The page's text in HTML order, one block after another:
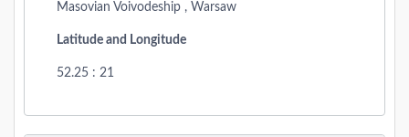
Masovian Voivodeship , Warsaw
Latitude and Longitude
52.25 : 21